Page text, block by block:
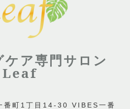
ア専門サロン
Leaf
番町1丁目14-30 VIBES一番